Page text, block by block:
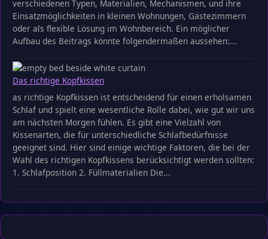
verschiedenen Typen, Materialien, Mechanismen, und ihre
Einsatzmöglichkeiten in kleinen Wohnungen, Gästezimmern
oder als flexible Lösung im Wohnbereich. Ein möglicher
Aufbau des Beitrags könnte folgendermaßen aussehen:...
Das richtige Kopfkissen
as richtige Kopfkissen ist entscheidend für einen erholsamen
Schlaf und spielt eine wesentliche Rolle dabei, wie gut wir uns
am nächsten Morgen fühlen. Es gibt eine Vielzahl von
Kissenarten, die für unterschiedliche Schlafbedürfnisse
geeignet sind. Hier sind einige wichtige Faktoren, die bei der
Wahl des richtigen Kopfkissens berücksichtigt werden sollten:
1. Schlafposition 2. Füllmaterialien Die...